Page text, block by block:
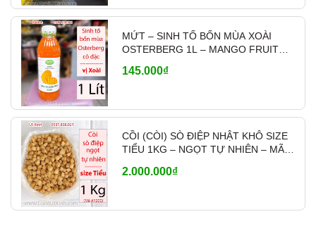
MỨT – SINH TỐ BỐN MÙA XOÀI
OSTERBERG 1L – MANGO FRUIT
145.000₫
CỒI (CÒI) SÒ ĐIỆP NHẬT KHÔ SIZE
TIỂU 1KG – NGỌT TỰ NHIÊN – MÃ
2.000.000₫